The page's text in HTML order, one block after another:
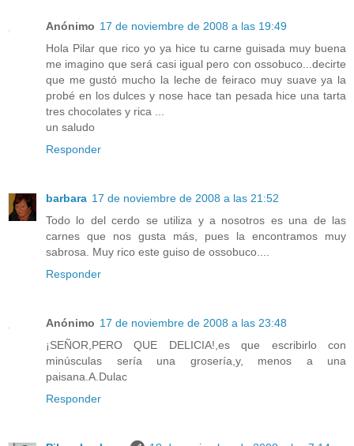
Anónimo 17 de noviembre de 2008 a las 19:49
Hola Pilar que rico yo ya hice tu carne guisada muy buena
me imagino que será casi igual pero con ossobuco...decirte
que me gustó mucho la leche de feiraco muy suave ya la
probé en los dulces y nose hace tan pesada hice una tarta
tres chocolates y rica ...
un saludo
Responder
barbara 17 de noviembre de 2008 a las 21:52
Todo lo del cerdo se utiliza y a nosotros es una de las
carnes que nos gusta más, pues la encontramos muy
sabrosa. Muy rico este guiso de ossobuco....
Responder
Anónimo 17 de noviembre de 2008 a las 23:48
¡SEÑOR,PERO QUE DELICIA!,es que escribirlo con
minúsculas sería una grosería,y, menos a una
paisana.A.Dulac
Responder